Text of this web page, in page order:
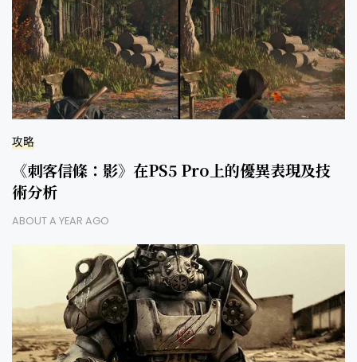
攻略
《刺客信條：影》在PS5 Pro上的優異表現及技
術分析
ABOUT A YEAR AGO